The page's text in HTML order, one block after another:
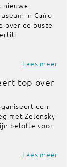
nieuwe
in Caïro
over de buste
Lees meer
top over
een
met Zelensky
belofte voor
Lees meer